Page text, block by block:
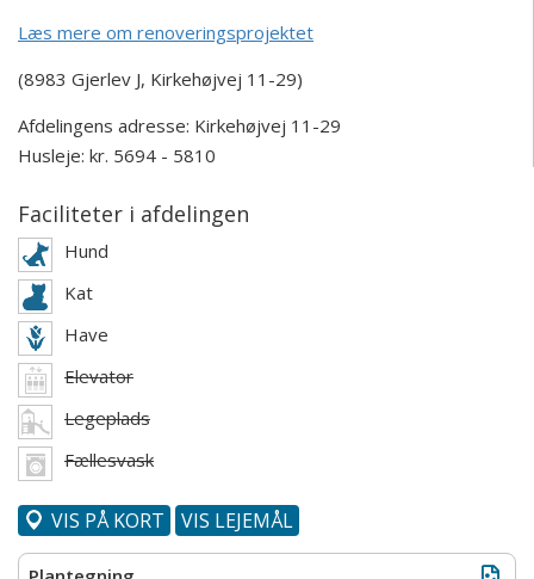
Læs mere om renoveringsprojektet
(8983 Gjerlev J, Kirkehøjvej 11-29)
Afdelingens adresse: Kirkehøjvej 11-29
Husleje: kr. 5694 - 5810
Faciliteter i afdelingen
Hund
Kat
Have
Elevator
Legeplads
Fællesvask
VIS PÅ KORT VIS LEJEMÅL